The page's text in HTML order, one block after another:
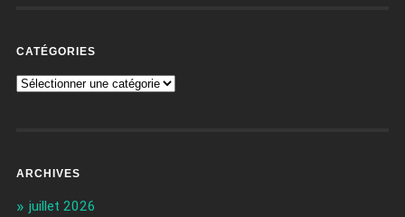
CATÉGORIES
ARCHIVES
juillet 2026